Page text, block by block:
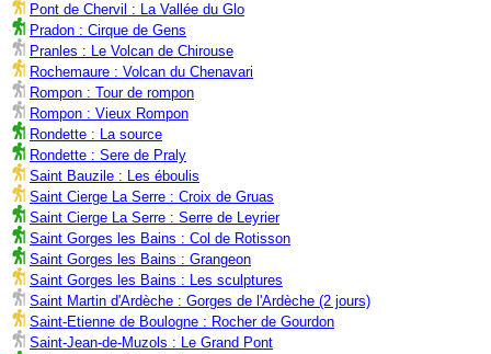
Pont de Chervil : La Vallée du Glo
Pradon : Cirque de Gens
Pranles : Le Volcan de Chirouse
Rochemaure : Volcan du Chenavari
Rompon : Tour de rompon
Rompon : Vieux Rompon
Rondette : La source
Rondette : Sere de Praly
Saint Bauzile : Les éboulis
Saint Cierge La Serre : Croix de Gruas
Saint Cierge La Serre : Serre de Leyrier
Saint Gorges les Bains : Col de Rotisson
Saint Gorges les Bains : Grangeon
Saint Gorges les Bains : Les sculptures
Saint Martin d'Ardèche : Gorges de l'Ardèche (2 jours)
Saint-Etienne de Boulogne : Rocher de Gourdon
Saint-Jean-de-Muzols : Le Grand Pont